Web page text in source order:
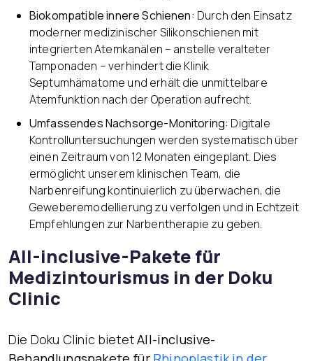
Biokompatible innere Schienen: Durch den Einsatz
moderner medizinischer Silikonschienen mit
integrierten Atemkanälen – anstelle veralteter
Tamponaden – verhindert die Klinik
Septumhämatome und erhält die unmittelbare
Atemfunktion nach der Operation aufrecht.
Umfassendes Nachsorge-Monitoring: Digitale
Kontrolluntersuchungen werden systematisch über
einen Zeitraum von 12 Monaten eingeplant. Dies
ermöglicht unserem klinischen Team, die
Narbenreifung kontinuierlich zu überwachen, die
Geweberemodellierung zu verfolgen und in Echtzeit
Empfehlungen zur Narbentherapie zu geben.
All-inclusive-Pakete für
Medizintourismus in der Doku
Clinic
Die Doku Clinic bietetAll-inclusive-